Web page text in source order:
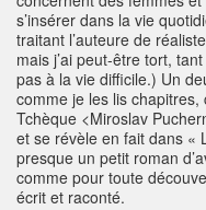
s’insérer dans la vie
traitant l’auteure de
mais j’ai peut-être tort,
pas à la vie difficile.) Un
comme je les lis
Tchèque <Miroslav
et se révèle en fait dans «
presque un petit roman
comme pour toute
écrit et raconté.